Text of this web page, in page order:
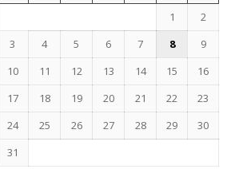
1
2
3
4 5 6 7 8
9
10
11 12 13 14 15
16
17
18 19 20 21 22
23
24
25 26 27 28 29
30
31